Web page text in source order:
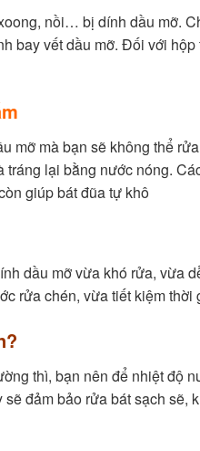
nồi… bị dính dầu mỡ.
bay vết dầu mỡ. Đối với
mỡ mà bạn sẽ không thể
lại bằng nước nóng.
giúp bát đũa tự khô
dầu mỡ vừa khó rửa, vừa
rửa chén, vừa tiết kiệm thời
thì, bạn nên để nhiệt độ
đảm bảo rửa bát sạch sẽ,